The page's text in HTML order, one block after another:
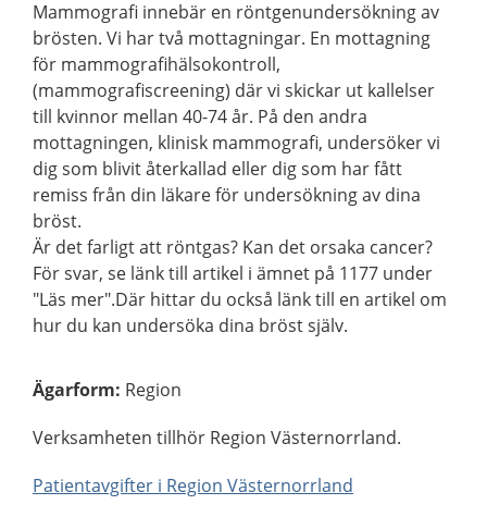
Mammografi innebär en röntgenundersökning av
brösten. Vi har två mottagningar. En mottagning
för mammografihälsokontroll,
(mammografiscreening) där vi skickar ut kallelser
till kvinnor mellan 40-74 år. På den andra
mottagningen, klinisk mammografi, undersöker vi
dig som blivit återkallad eller dig som har fått
remiss från din läkare för undersökning av dina
bröst.
Är det farligt att röntgas? Kan det orsaka cancer?
För svar, se länk till artikel i ämnet på 1177 under
"Läs mer".Där hittar du också länk till en artikel om
hur du kan undersöka dina bröst själv.
Ägarform: Region
Verksamheten tillhör Region Västernorrland.
Patientavgifter i Region Västernorrland